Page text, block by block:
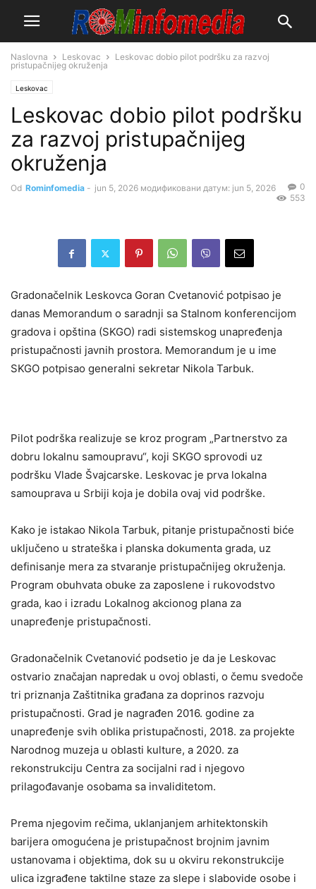
Naslovna Leskovac
Leskovac dobio pilot podršku za razvoj
pristupačnijeg okruženja
Leskovac
Leskovac dobio pilot podršku
za razvoj pristupačnijeg
okruženja
Od Rominfomedia - jun 5, 2026 модификовани датум: jun 5, 2026
0
553
Gradonačelnik Leskovca Goran Cvetanović potpisao je
danas Memorandum o saradnji sa Stalnom konferencijom
gradova i opština (SKGO) radi sistemskog unapređenja
pristupačnosti javnih prostora. Memorandum je u ime
SKGO potpisao generalni sekretar Nikola Tarbuk.
Pilot podrška realizuje se kroz program „Partnerstvo za
dobru lokalnu samoupravu“, koji SKGO sprovodi uz
podršku Vlade Švajcarske. Leskovac je prva lokalna
samouprava u Srbiji koja je dobila ovaj vid podrške.
Kako je istakao Nikola Tarbuk, pitanje pristupačnosti biće
uključeno u strateška i planska dokumenta grada, uz
definisanje mera za stvaranje pristupačnijeg okruženja.
Program obuhvata obuke za zaposlene i rukovodstvo
grada, kao i izradu Lokalnog akcionog plana za
unapređenje pristupačnosti.
Gradonačelnik Cvetanović podsetio je da je Leskovac
ostvario značajan napredak u ovoj oblasti, o čemu svedoče
tri priznanja Zaštitnika građana za doprinos razvoju
pristupačnosti. Grad je nagrađen 2016. godine za
unapređenje svih oblika pristupačnosti, 2018. za projekte
Narodnog muzeja u oblasti kulture, a 2020. za
rekonstrukciju Centra za socijalni rad i njegovo
prilagođavanje osobama sa invaliditetom.
Prema njegovim rečima, uklanjanjem arhitektonskih
barijera omogućena je pristupačnost brojnim javnim
ustanovama i objektima, dok su u okviru rekonstrukcije
ulica izgrađene taktilne staze za slepe i slabovide osobe i